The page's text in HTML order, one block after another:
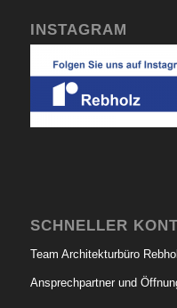
INSTAGRAM
SCHNELLER
Team Architekturbüro
Ansprechpartner und